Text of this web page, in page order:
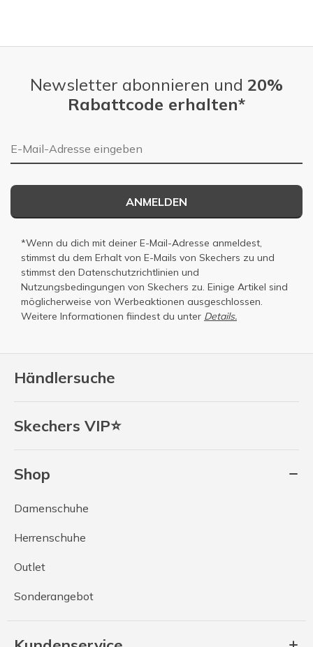
Händlersuche
Skechers VIP⭐
Shop
Damenschuhe
Herrenschuhe
Outlet
Sonderangebot
Newsletter abonnieren und 20%
Rabattcode erhalten*
E-Mail-Adresse
ANMELDEN
*Wenn du dich mit deiner E-Mail-Adresse anmeldest,
stimmst du dem Erhalt von E-Mails von Skechers zu und
stimmst den Datenschutzrichtlinien und
Nutzungsbedingungen von Skechers zu. Einige Artikel sind
möglicherweise von Werbeaktionen ausgeschlossen.
Weitere Informationen fiindest du unter Details.